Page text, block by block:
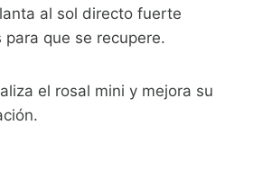
al sol directo fuerte
que se recupere.
el rosal mini y mejora su